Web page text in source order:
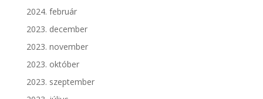
2024. február
2023. december
2023. november
2023. október
2023. szeptember